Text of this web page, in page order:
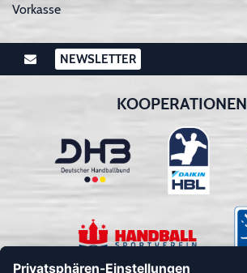
Vorkasse
NEWSLETTER
KOOPERATIONEN